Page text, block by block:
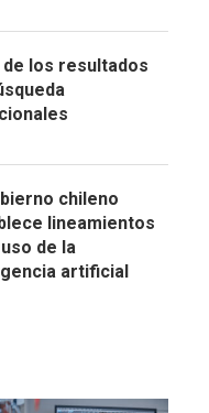
de los resultados
chileno
lineamientos
de la
artificial